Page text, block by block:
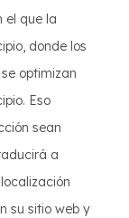
el que la
donde los
optimizan
Eso
sean
a
su sitio web y